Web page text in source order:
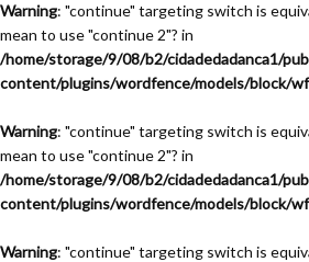
Warning: "continue" targeting switch is
mean to use "continue 2"? in
/home/storage/9/08/b2/cidadedadanca1/
content/plugins/wordfence/models/block/
Warning: "continue" targeting switch is
mean to use "continue 2"? in
/home/storage/9/08/b2/cidadedadanca1/
content/plugins/wordfence/models/block/
Warning: "continue" targeting switch is